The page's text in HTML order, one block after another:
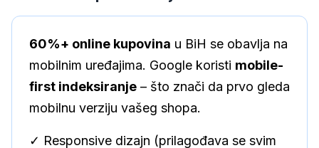
60%+ online kupovina u BiH se obavlja na
mobilnim uređajima. Google koristi mobile-
first indeksiranje – što znači da prvo gleda
mobilnu verziju vašeg shopa.
✓ Responsive dizajn (prilagođava se svim